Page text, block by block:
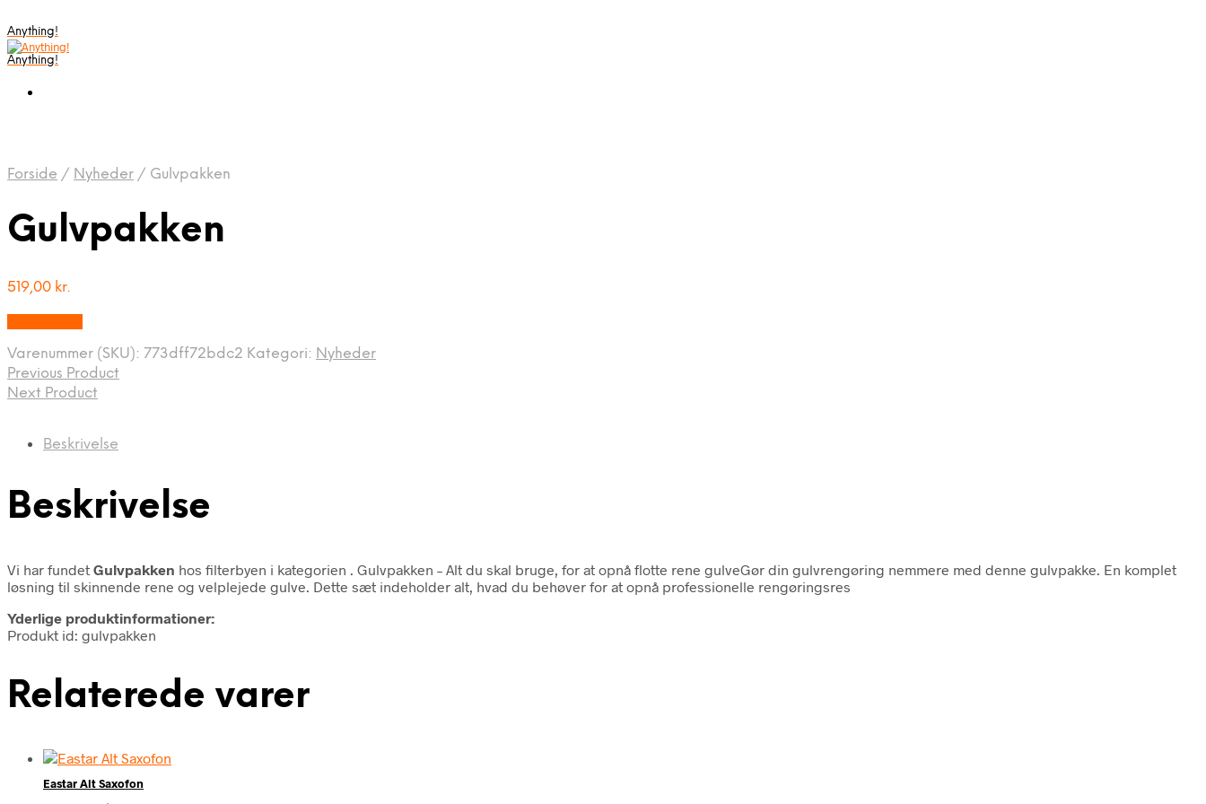
Anything!
Anything!
Forside / Nyheder / Gulvpakken
Gulvpakken
519,00 kr.
Varenummer (SKU): 773dff72bdc2 Kategori: Nyheder
Previous Product
Next Product
Beskrivelse
Beskrivelse
Vi har fundet Gulvpakken hos filterbyen i kategorien
. Gulvpakken – Alt du skal bruge, for at opnå flotte rene gulveGør din gulvrengøring nemmere med denne gulvpakke. En komplet
løsning til skinnende rene og velplejede gulve. Dette sæt indeholder alt, hvad du behøver for at opnå professionelle rengøringsres
Yderlige produktinformationer:
Produkt id: gulvpakken
Relaterede varer
Eastar Alt Saxofon